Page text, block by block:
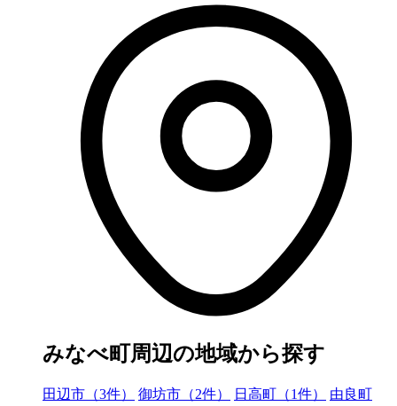
みなべ町周辺の地域から探す
田辺市（3件） 御坊市（2件） 日高町（1件）
由良町